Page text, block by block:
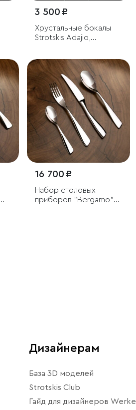
3 500 ₽
Хрустальные бокалы
Strotskis Adajio,
16 700 ₽
Набор столовых
приборов "Bergamo"
Дизайнерам
База 3D моделей
Strotskis Club
Гайд для дизайнеров Werkel